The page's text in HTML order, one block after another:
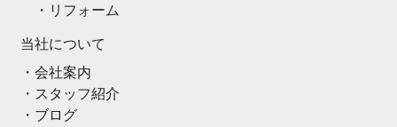
リフォーム
当社について
会社案内
スタッフ紹介
ブログ